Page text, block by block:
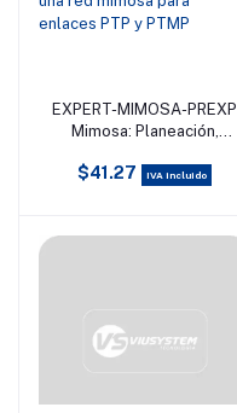
Añadir al carrito
EXPERT-MIMOSA-PREXP
Mimosa: Planeación,
de una red mimosa para
$41.27 IVA incluido